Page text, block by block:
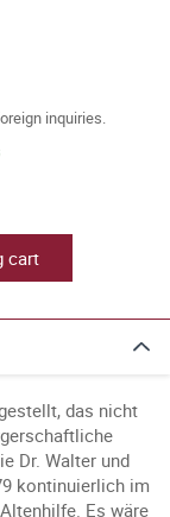
inquiries.
cart
das nicht
Dr. Walter und
kontinuierlich im
Es wäre